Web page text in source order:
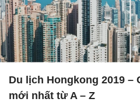
Du lịch Hongkong 2019 –
mới nhất từ A – Z